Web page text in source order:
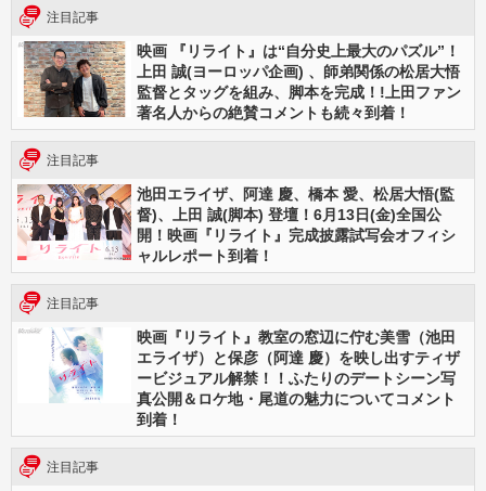
注目記事
映画 『リライト』は“自分史上最大のパズル”！
上田 誠(ヨーロッパ企画) 、師弟関係の松居大悟
監督とタッグを組み、脚本を完成！!上田ファン
著名人からの絶賛コメントも続々到着！
注目記事
池田エライザ、阿達 慶、橋本 愛、松居大悟(監
督)、上田 誠(脚本) 登壇！6月13日(金)全国公
開！映画『リライト』完成披露試写会オフィシ
ャルレポート到着！
注目記事
映画『リライト』教室の窓辺に佇む美雪（池田
エライザ）と保彦（阿達 慶）を映し出すティザ
ービジュアル解禁！！ふたりのデートシーン写
真公開＆ロケ地・尾道の魅力についてコメント
到着！
注目記事